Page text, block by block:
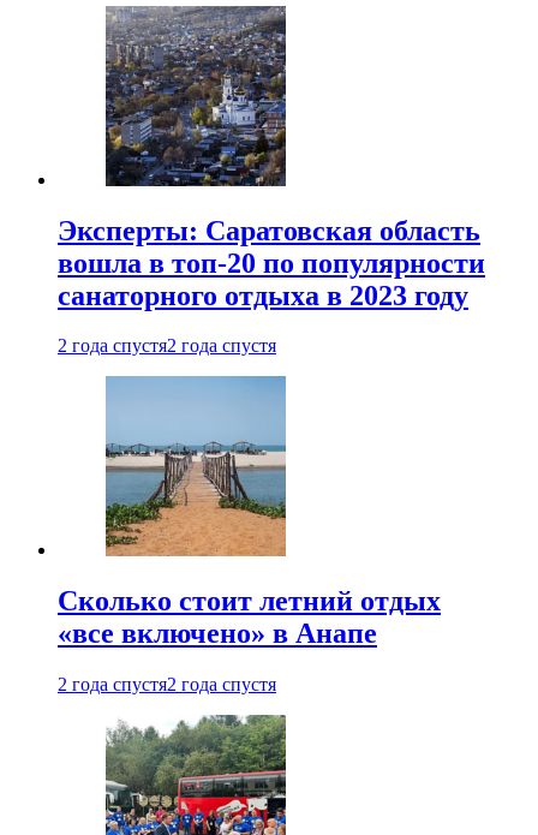
Эксперты: Саратовская область
вошла в топ-20 по популярности
санаторного отдыха в 2023 году
2 года спустя2 года спустя
Сколько стоит летний отдых
«все включено» в Анапе
2 года спустя2 года спустя